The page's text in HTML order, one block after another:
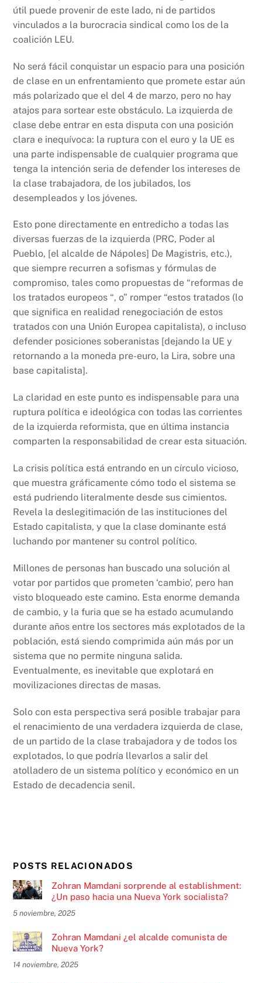
útil puede provenir de este lado, ni de partidos
vinculados a la burocracia sindical como los de la
coalición LEU.
No será fácil conquistar un espacio para una posición
de clase en un enfrentamiento que promete estar aún
más polarizado que el del 4 de marzo, pero no hay
atajos para sortear este obstáculo. La izquierda de
clase debe entrar en esta disputa con una posición
clara e inequívoca: la ruptura con el euro y la UE es
una parte indispensable de cualquier programa que
tenga la intención seria de defender los intereses de
la clase trabajadora, de los jubilados, los
desempleados y los jóvenes.
Esto pone directamente en entredicho a todas las
diversas fuerzas de la izquierda (PRC, Poder al
Pueblo, [el alcalde de Nápoles] De Magistris, etc.),
que siempre recurren a sofismas y fórmulas de
compromiso, tales como propuestas de “reformas de
los tratados europeos “, o” romper “estos tratados (lo
que significa en realidad renegociación de estos
tratados con una Unión Europea capitalista), o incluso
defender posiciones soberanistas [dejando la UE y
retornando a la moneda pre-euro, la Lira, sobre una
base capitalista].
La claridad en este punto es indispensable para una
ruptura política e ideológica con todas las corrientes
de la izquierda reformista, que en última instancia
comparten la responsabilidad de crear esta situación.
La crisis política está entrando en un círculo vicioso,
que muestra gráficamente cómo todo el sistema se
está pudriendo literalmente desde sus cimientos.
Revela la deslegitimación de las instituciones del
Estado capitalista, y que la clase dominante está
luchando por mantener su control político.
Millones de personas han buscado una solución al
votar por partidos que prometen ‘cambio’, pero han
visto bloqueado este camino. Esta enorme demanda
de cambio, y la furia que se ha estado acumulando
durante años entre los sectores más explotados de la
población, está siendo comprimida aún más por un
sistema que no permite ninguna salida.
Eventualmente, es inevitable que explotará en
movilizaciones directas de masas.
Solo con esta perspectiva será posible trabajar para
el renacimiento de una verdadera izquierda de clase,
de un partido de la clase trabajadora y de todos los
explotados, lo que podría llevarlos a salir del
atolladero de un sistema político y económico en un
Estado de decadencia senil.
POSTS RELACIONADOS
Zohran Mamdani sorprende al establishment:
¿Un paso hacia una Nueva York socialista?
5 noviembre, 2025
Zohran Mamdani ¿el alcalde comunista de
Nueva York?
14 noviembre, 2025